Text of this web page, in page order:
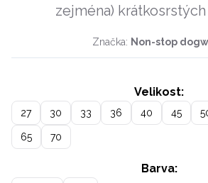
zejména)
Značka: Non-stop
Velikost:
27 30 33 36 40 45
65 70
Barva: